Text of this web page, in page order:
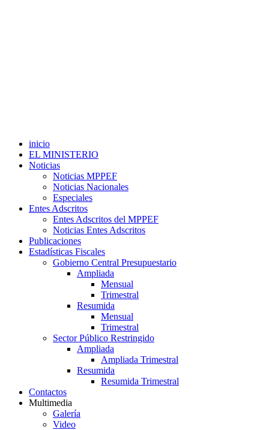
inicio
EL MINISTERIO
Noticias
Noticias MPPEF
Noticias Nacionales
Especiales
Entes Adscritos
Entes Adscritos del MPPEF
Noticias Entes Adscritos
Publicaciones
Estadísticas Fiscales
Gobierno Central Presupuestario
Ampliada
Mensual
Trimestral
Resumida
Mensual
Trimestral
Sector Público Restringido
Ampliada
Ampliada Trimestral
Resumida
Resumida Trimestral
Contactos
Multimedia
Galería
Video